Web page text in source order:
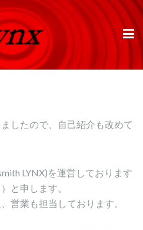
したので、自己紹介も改めて
LYNX)を運営しております
と申します。
営業も担当しております。